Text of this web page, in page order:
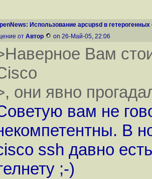
Использование apcupsd в гетерогенных
от Автор on 26-Май-05, 22:06
Вам
они явно
вам не
В
ssh давно
;-)